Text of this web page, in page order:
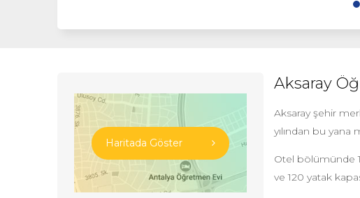
Aksaray
Aksaray şehir
yılından bu
Otel bölümünde
ve 120 yatak
Haritada Göster